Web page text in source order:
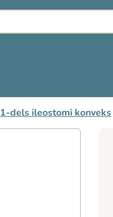
1-dels ileostomi konveks